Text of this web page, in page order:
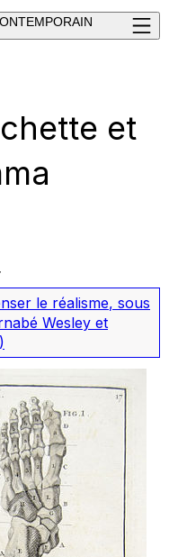
et
le réalisme, sous
Wesley et